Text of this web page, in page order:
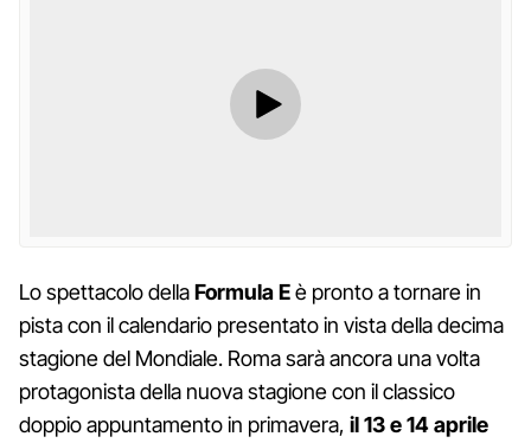
Lo spettacolo dellaFormula Eè pronto a tornare in
pista con il calendario presentato in vista della decima
stagione del Mondiale. Roma sarà ancora una volta
protagonista della nuova stagione con il classico
doppio appuntamento in primavera, il 13 e 14 aprile